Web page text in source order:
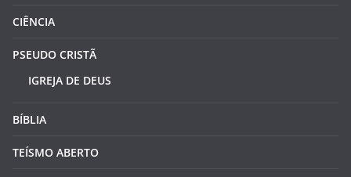
CIÊNCIA
PSEUDO CRISTÃ
IGREJA DE DEUS
BÍBLIA
TEÍSMO ABERTO